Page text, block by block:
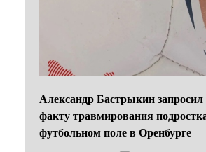
Александр Бастрыкин запросил
факту травмирования
футбольном поле в Оренбурге